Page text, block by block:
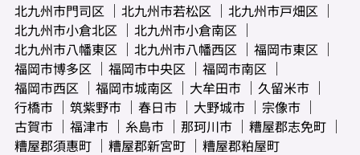
北九州市門司区
北九州市若松区
北九州市戸畑区
北九州市小倉北区
北九州市小倉南区
北九州市八幡東区
北九州市八幡西区
福岡市東区
福岡市博多区
福岡市中央区
福岡市南区
福岡市西区
福岡市城南区 大牟田市
久留米市
行橋市
筑紫野市 春日市 大野城市
宗像市
古賀市
福津市 糸島市 那珂川市
糟屋郡志免町
糟屋郡須惠町
糟屋郡新宮町 糟屋郡粕屋町